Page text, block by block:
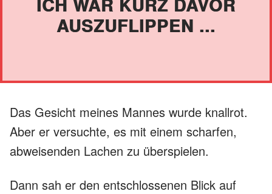
AUSZUFLIPPEN ...
Das Gesicht meines Mannes wurde knallrot.
Aber er versuchte, es mit einem scharfen,
abweisenden Lachen zu überspielen.
Dann sah er den entschlossenen Blick auf